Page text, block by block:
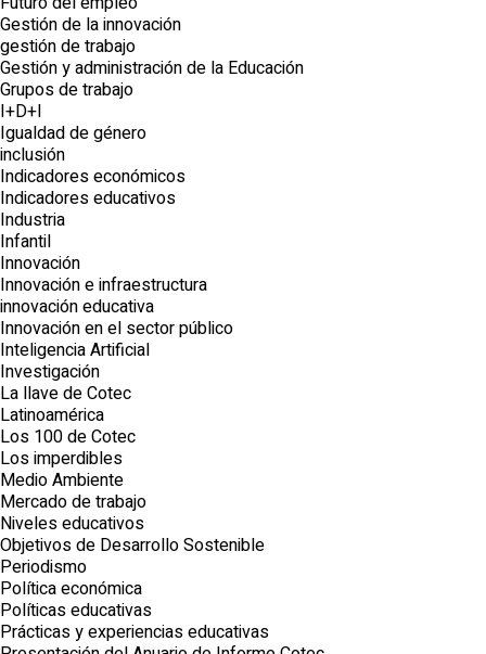
Gestión de la innovación
gestión de trabajo
Gestión y administración de la Educación
Grupos de trabajo
I+D+I
Igualdad de género
inclusión
Indicadores económicos
Indicadores educativos
Industria
Infantil
Innovación
Innovación e infraestructura
innovación educativa
Innovación en el sector público
Inteligencia Artificial
Investigación
La llave de Cotec
Latinoamérica
Los 100 de Cotec
Los imperdibles
Medio Ambiente
Mercado de trabajo
Niveles educativos
Objetivos de Desarrollo Sostenible
Periodismo
Política económica
Políticas educativas
Prácticas y experiencias educativas